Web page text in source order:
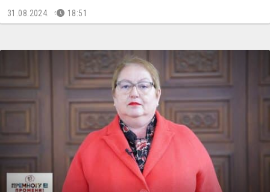
31.08.2024. 18:51